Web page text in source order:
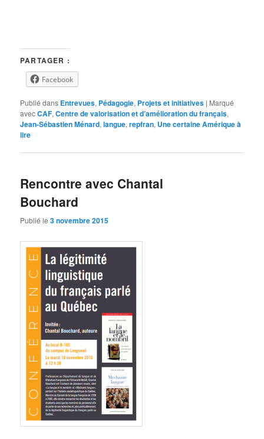
PARTAGER :
Facebook
Publié dans Entrevues, Pédagogie, Projets et initiatives | Marqué
avecCAF,Centre de valorisation et d’amélioration du français,
Jean-Sébastien Ménard,langue,repfran, Une certaine Amérique à
lire
Rencontre avec Chantal
Bouchard
Publié le3 novembre 2015